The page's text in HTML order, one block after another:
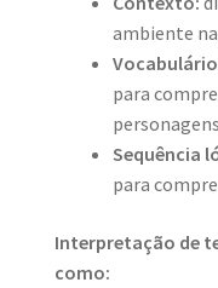
ambiente
para
Sequência
para
Interpretação de
como: